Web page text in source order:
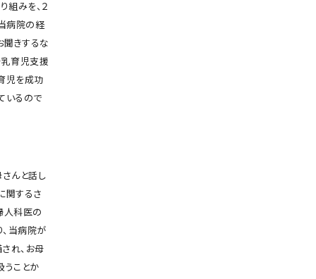
組みを、２
病院の経
聞きするな
乳育児支援
児を成功
いるので
んと話し
関するさ
人科医の
当病院が
れ、お母
うことか